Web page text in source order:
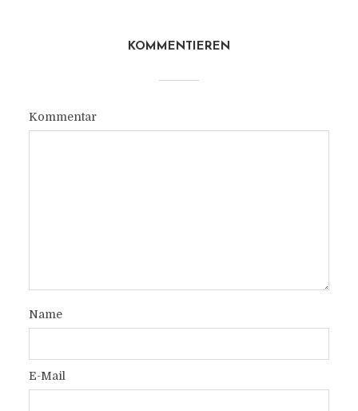
KOMMENTIEREN
Kommentar
Name
E-Mail